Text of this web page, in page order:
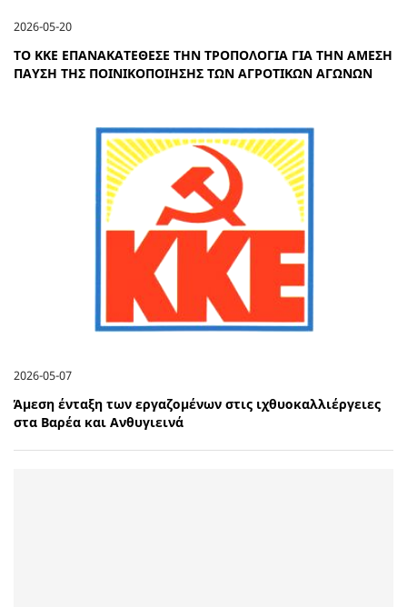
2026-05-20
ΤΟ ΚΚΕ ΕΠΑΝΑΚΑΤΕΘΕΣΕ ΤΗΝ ΤΡΟΠΟΛΟΓΙΑ ΓΙΑ ΤΗΝ ΑΜΕΣΗ
ΠΑΥΣΗ ΤΗΣ ΠΟΙΝΙΚΟΠΟΙΗΣΗΣ ΤΩΝ ΑΓΡΟΤΙΚΩΝ ΑΓΩΝΩΝ
2026-05-07
Άμεση ένταξη των εργαζομένων στις ιχθυοκαλλιέργειες
στα Βαρέα και Ανθυγιεινά